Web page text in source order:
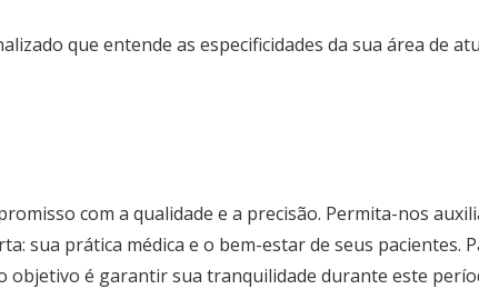
que entende as especificidades da sua área de
com a qualidade e a precisão. Permita-nos
sua prática médica e o bem-estar de seus pacientes.
é garantir sua tranquilidade durante este